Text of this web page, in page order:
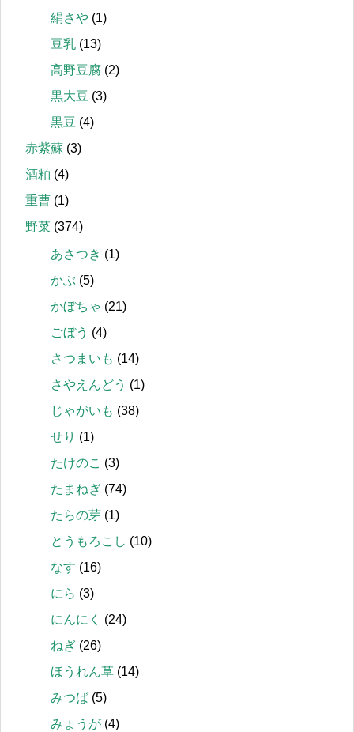
絹さや (1)
豆乳 (13)
高野豆腐 (2)
黒大豆 (3)
黒豆 (4)
赤紫蘇 (3)
酒粕 (4)
重曹 (1)
野菜 (374)
あさつき (1)
かぶ (5)
かぼちゃ (21)
ごぼう (4)
さつまいも (14)
さやえんどう (1)
じゃがいも (38)
せり (1)
たけのこ (3)
たまねぎ (74)
たらの芽 (1)
とうもろこし (10)
なす (16)
にら (3)
にんにく
(24)
ねぎ (26)
ほうれん草 (14)
みつば (5)
みょうが (4)